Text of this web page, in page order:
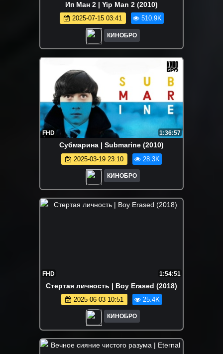
Ип Ман 2 | Yip Man 2 (2010)
2025-07-15 03:41 510.9K
КИНОБРО
FHD 1:36:57
Субмарина | Submarine (2010)
2025-03-19 23:10 28.3K
КИНОБРО
FHD 1:54:51
Стертая личность | Boy Erased (2018)
2025-06-03 10:51 25.4K
КИНОБРО